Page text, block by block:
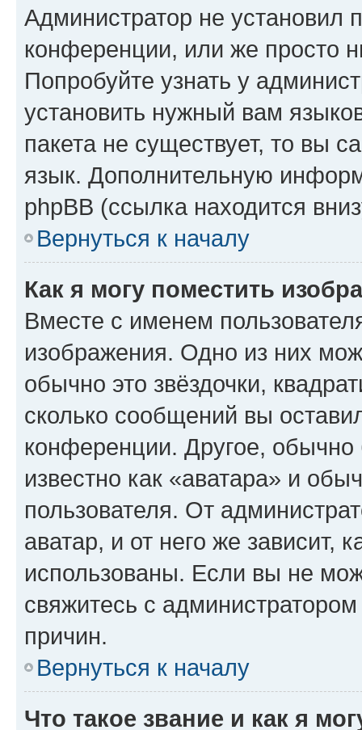
Администратор не установил
конференции, или же просто
Попробуйте узнать у
установить нужный вам
пакета не существует, то вы
язык. Дополнительную
phpBB (ссылка находится
Вернуться к началу
Как я могу поместить
Вместе с именем
изображения. Одно из них
обычно это звёздочки,
сколько сообщений вы
конференции. Другое,
известно как «аватара» и
пользователя. От
аватар, и от него же зависит,
использованы. Если вы не
свяжитесь с
причин.
Вернуться к началу
Что такое звание и как я